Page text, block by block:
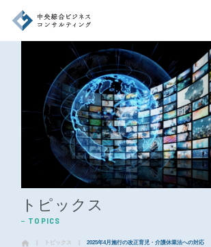
企業情報
CORPORATE
トピックス
TOPICS
事業内容
BUSINESS
アクセス
ACCESS
代表挨拶 採用情報
RECRUIT
NEWS
INQUIRY
トピックス
TOPICS
トピックス 2025年4月施行の改正育児・介護休業法への対応